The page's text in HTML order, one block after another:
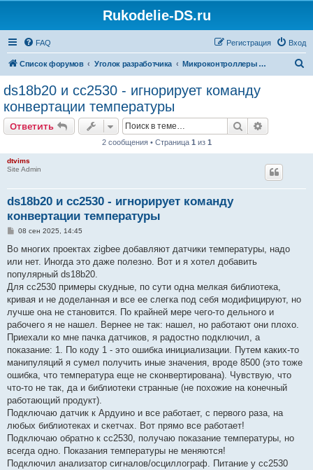
Rukodelie-DS.ru
FAQ Вход
Регистрация
Список форумов Уголок разработчика Микроконтроллеры и автоматизация
ds18b20 и сс2530 - игнорирует команду
конвертации температуры
Ответить Поиск
2 сообщения • Страница 1 из 1
dtvims
Site Admin
ds18b20 и сс2530 - игнорирует команду
конвертации температуры
С
о
щ
е
и
е
08 сен 2025, 14:45
Во многих проектах zigbee добавляют датчики температуры, надо
или нет. Иногда это даже полезно. Вот и я хотел добавить
популярный ds18b20.
Для сс2530 примеры скудные, по сути одна мелкая библиотека,
кривая и не доделанная и все ее слегка под себя модифицируют, но
лучше она не становится. По крайней мере чего-то дельного и
рабочего я не нашел. Вернее не так: нашел, но работают они плохо.
Приехали ко мне пачка датчиков, я радостно подключил, а
показание: 1. По коду 1 - это ошибка инициализации. Путем каких-то
манипуляций я сумел получить иные значения, вроде 8500 (это тоже
ошибка, что температура еще не сконвертирована). Чувствую, что
что-то не так, да и библиотеки странные (не похожие на конечный
работающий продукт).
Подключаю датчик к Ардуино и все работает, с первого раза, на
любых библиотеках и скетчах. Вот прямо все работает!
Подключаю обратно к сс2530, получаю показание температуры, но
всегда одно. Показания температуры не меняются!
Подключил анализатор сигналов/осциллограф. Питание у сс2530